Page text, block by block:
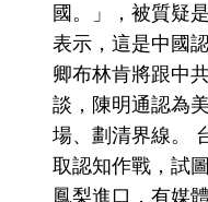
國。」，被質疑
表示，這是中國
卿布林肯將跟中
談，陳明通認為
場、劃清界線。
取認知作戰，試
鳳梨進口，有媒